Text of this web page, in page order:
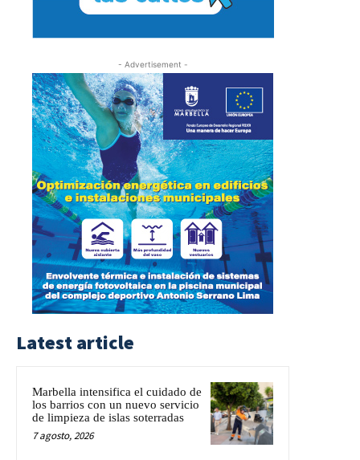
- Advertisement -
Latest article
Marbella intensifica el cuidado de
los barrios con un nuevo servicio
de limpieza de islas soterradas
7 agosto, 2026